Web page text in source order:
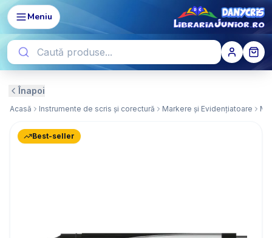
Meniu
Înapoi
Acasă Instrumente de scris și corectură Markere și Evidențiatoare
Best-seller